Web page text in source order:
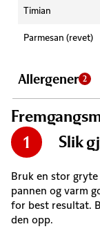
1
Slik
Bruk en stor
pannen og varm
for best resultat.
den opp.
Timian
Parmesan (revet)
Allergener 2